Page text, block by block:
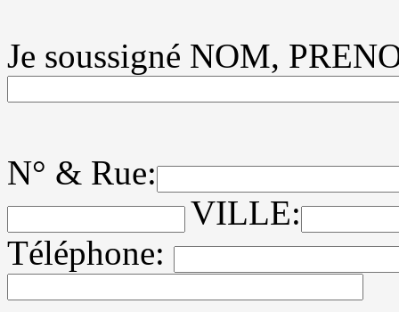
Je soussigné NOM,
N° & Rue:
VILLE:
Téléphone: